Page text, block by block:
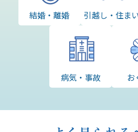
結婚・離婚 引越し・住ま
病気・事故 お